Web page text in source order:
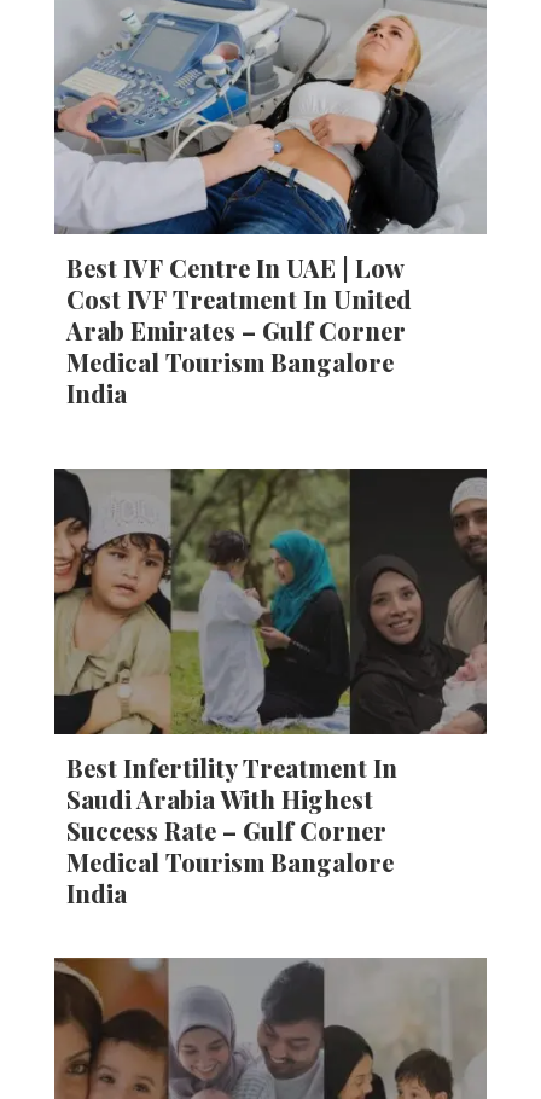
Best IVF Centre In UAE | Low
Cost IVF Treatment In United
Arab Emirates – Gulf Corner
Medical Tourism Bangalore
India
Best Infertility Treatment In
Saudi Arabia With Highest
Success Rate – Gulf Corner
Medical Tourism Bangalore
India